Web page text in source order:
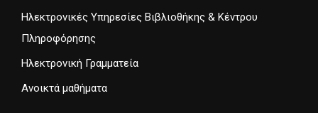
Ηλεκτρονικές Υπηρεσίες Βιβλιοθήκης & Κέντρου
Πληροφόρησης
Ηλεκτρονική Γραμματεία
Ανοικτά μαθήματα